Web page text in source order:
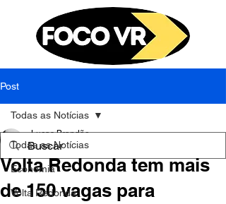
Post
Todas as Notícias
Economia
Volta Redonda
Todas as Notícias
Volta Redonda tem mais
de 150 vagas para
Lucas Brandão
15 de set. de 2023